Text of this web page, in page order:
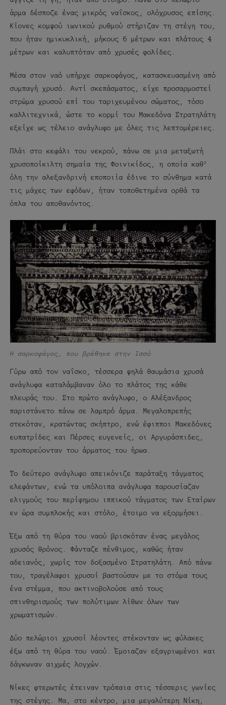
άρμα δέσποζε ένας μικρός ναΐσκος, ολόχρυσος επίσης.
Κίονες κομψού ιωνικού ρυθμού στήριζαν τη στέγη του,
που ήταν ημικυκλική, μήκους 6 μέτρων και πλάτους 4
μέτρων και καλυπτόταν από χρυσές φολίδες.
Μέσα στον ναό υπήρχε σαρκοφάγος, κατασκευασμένη από
συμπαγή χρυσό. Αντί σκεπάσματος, είχε προσαρμοστεί
στρώμα χρυσού επί του ταριχευμένου σώματος, τόσο
καλλιτεχνικά, ώστε το κορμί του Μακεδόνα Στρατηλάτη
εξείχε ως τέλειο ανάγλυφο με όλες τις λεπτομέρειες.
Πλάι στο κεφάλι του νεκρού, πάνω σε μια μεταξωτή
χρυσοποίκιλτη σημαία της Φοινικίδος, η οποία καθ’
όλη την αλεξανδρινή εποποιία έδινε το σύνθημα κατά
τις μάχες των εφόδων, ήταν τοποθετημένα ορθά τα
όπλα του αποθανόντος.
Η σαρκοφάγος, που βρέθηκε στην Ισσό
Γύρω από τον ναΐσκο, τέσσερα ψηλά θαυμάσια χρυσά
ανάγλυφα καταλάμβαναν όλο το πλάτος της κάθε
πλευράς του. Στο πρώτο ανάγλυφο, ο Αλέξανδρος
παριστάνετο πάνω σε λαμπρό άρμα. Μεγαλοπρεπής
στεκόταν, κρατώντας σκήπτρο, ενώ έφιπποι Μακεδόνες
ευπατρίδες και Πέρσες ευγενείς, οι Αργυράσπιδες,
προπορεύονταν του άρματος του ήρωα.
Το δεύτερο ανάγλυφο απεικόνιζε παράταξη τάγματος
ελεφάντων, ενώ τα υπόλοιπα ανάγλυφα παρουσίαζαν
ελιγμούς του περίφημου ιππικού τάγματος των Εταίρων
εν ώρα συμπλοκής και στόλο, έτοιμο να εξορμήσει.
Έξω από τη θύρα του ναού βρισκόταν ένας μεγάλος
χρυσός θρόνος. Φάνταζε πένθιμος, καθώς ήταν
αδειανός, χωρίς τον δοξασμένο Στρατηλάτη. Από πάνω
του, τραγέλαφοι χρυσοί βαστούσαν με το στόμα τους
ένα στέμμα, που ακτινοβολούσε από τους
σπινθηρισμούς των πολύτιμων λίθων όλων των
χρωματισμών.
Δύο πελώριοι χρυσοί λέοντες στέκονταν ως φύλακες
έξω από τη θύρα του ναού. Έμοιαζαν εξαγριωμένοι και
δάγκωναν αιχμές λογχών.
Νίκες φτερωτές έτειναν τρόπαια στις τέσσερις γωνίες
της στέγης. Μα, στο κέντρο, μια μεγαλύτερη Νίκη,